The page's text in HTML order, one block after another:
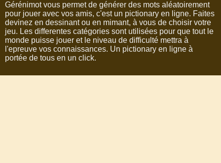
Gérénimot vous permet de générer des mots aléatoirement
pour jouer avec vos amis, c'est un pictionary en ligne. Faites
devinez en dessinant ou en mimant, à vous de choisir votre
jeu. Les differentes catégories sont utilisées pour que tout le
monde puisse jouer et le niveau de difficulté mettra à
l'epreuve vos connaissances. Un pictionary en ligne à
portée de tous en un click.